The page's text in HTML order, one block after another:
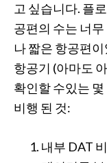
고 싶습니다. 플
공편의 수는 너
나 짧은 항공편
항공기 (아마도
확인할 수있는
비행 된 것:
내부 DAT